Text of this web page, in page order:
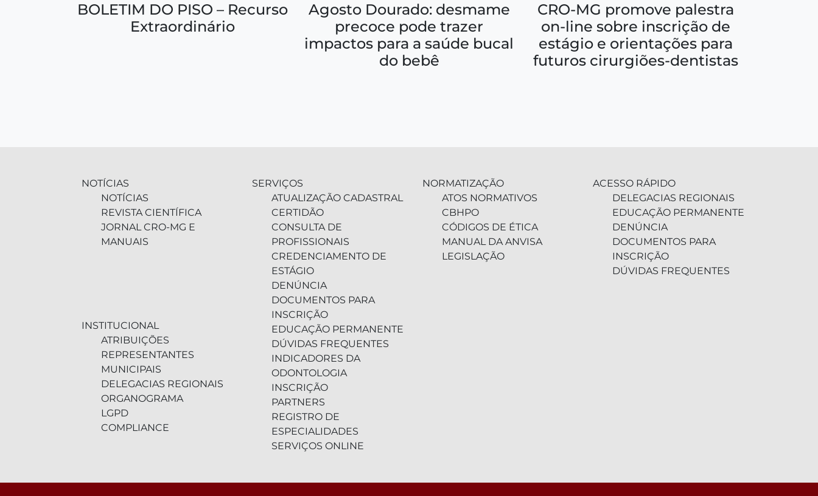
BOLETIM DO PISO – Recurso
Extraordinário
Agosto Dourado: desmame
precoce pode trazer
impactos para a saúde bucal
do bebê
CRO-MG promove palestra
on-line sobre inscrição de
estágio e orientações para
futuros cirurgiões-dentistas
NOTÍCIAS
NOTÍCIAS
REVISTA CIENTÍFICA
JORNAL CRO-MG E
MANUAIS
INSTITUCIONAL
ATRIBUIÇÕES
REPRESENTANTES
MUNICIPAIS
DELEGACIAS REGIONAIS
ORGANOGRAMA
LGPD
COMPLIANCE
SERVIÇOS
ATUALIZAÇÃO CADASTRAL
CERTIDÃO
CONSULTA DE
PROFISSIONAIS
CREDENCIAMENTO DE
ESTÁGIO
DENÚNCIA
DOCUMENTOS PARA
INSCRIÇÃO
EDUCAÇÃO PERMANENTE
DÚVIDAS FREQUENTES
INDICADORES DA
ODONTOLOGIA
INSCRIÇÃO
PARTNERS
REGISTRO DE
ESPECIALIDADES
SERVIÇOS ONLINE
NORMATIZAÇÃO
ATOS NORMATIVOS
CBHPO
CÓDIGOS DE ÉTICA
MANUAL DA ANVISA
LEGISLAÇÃO
ACESSO RÁPIDO
DELEGACIAS REGIONAIS
EDUCAÇÃO PERMANENTE
DENÚNCIA
DOCUMENTOS PARA
INSCRIÇÃO
DÚVIDAS FREQUENTES